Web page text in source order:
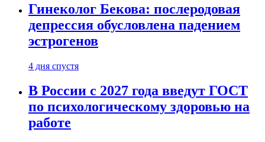
Гинеколог Бекова: послеродовая
депрессия обусловлена падением
эстрогенов
4 дня спустя
В России с 2027 года введут ГОСТ
по психологическому здоровью на
работе